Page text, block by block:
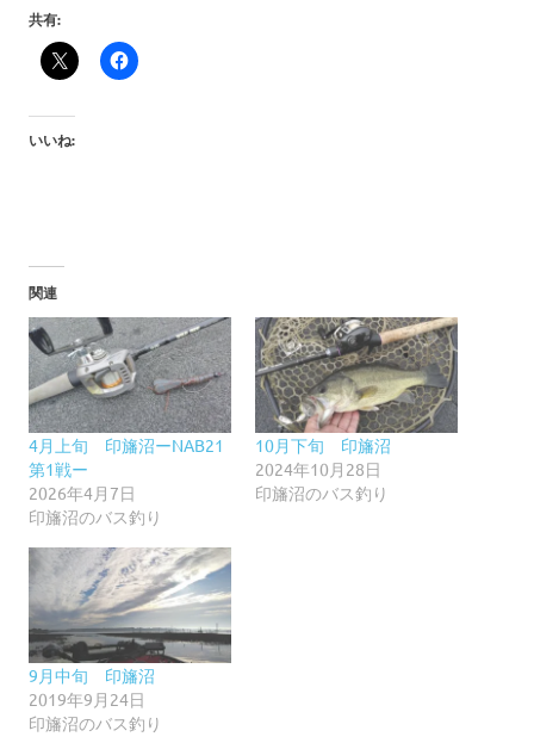
共有:
いいね:
関連
4月上旬 印旛沼ーNAB21
第1戦ー
2026年4月7日
印旛沼のバス釣り
10月下旬 印旛沼
2024年10月28日
印旛沼のバス釣り
9月中旬 印旛沼
2019年9月24日
印旛沼のバス釣り